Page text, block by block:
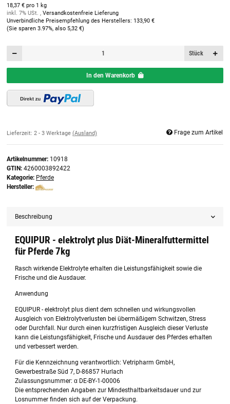
18,37 € pro 1 kg
inkl. 7% USt. , Versandkostenfreie Lieferung
Unverbindliche Preisempfehlung des Herstellers: 133,90 €
(Sie sparen 3.97%, also 5,32 €)
Stück
In den Warenkorb
Lieferzeit: 2 - 3 Werktage (Ausland) Frage zum Artikel
Artikelnummer: 10918
GTIN: 4260003892422
Kategorie: Pferde
Hersteller:
Beschreibung
EQUIPUR - elektrolyt plus Diät-Mineralfuttermittel
für Pferde 7kg
Rasch wirkende Elektrolyte erhalten die Leistungsfähigkeit sowie die
Frische und die Ausdauer.
Anwendung
EQUIPUR - elektrolyt plus dient dem schnellen und wirkungsvollen
Ausgleich von Elektrolytverlusten bei übermäßigem Schwitzen, Stress
oder Durchfall. Nur durch einen kurzfristigen Ausgleich dieser Verluste
kann die Leistungsfähigkeit, Frische und Ausdauer des Pferdes erhalten
und verbessert werden.
Für die Kennzeichnung verantwortlich: Vetripharm GmbH,
Gewerbestraße Süd 7, D-86857 Hurlach
Zulassungsnummer: α DE-BY-1-00006
Die entsprechenden Angaben zur Mindesthaltbarkeitsdauer und zur
Losnummer finden sich auf der Verpackung.